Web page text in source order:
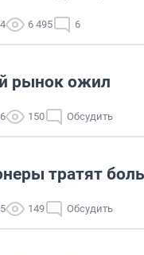
6 495 6
рынок ожил
150 Обсудить
тратят
149 Обсудить